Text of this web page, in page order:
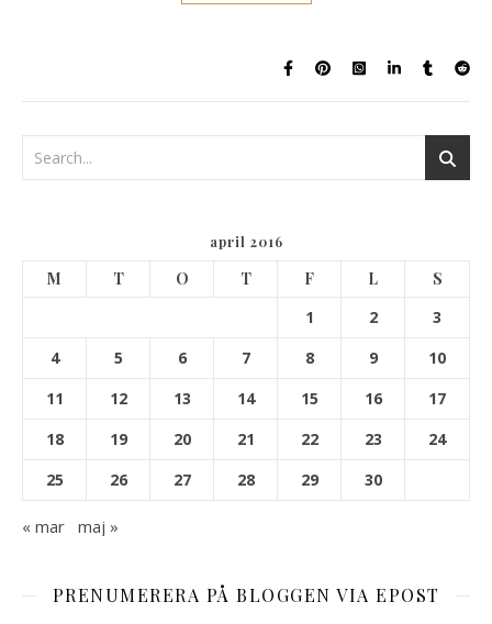
april 2016
M T O T F L
S
1
2
3
4
5 6 7 8 9
10
11
12 13 14 15 16
17
18
19 20 21 22 23
24
25
26 27 28 29 30
« mar maj »
PRENUMERERA PÅ BLOGGEN VIA EPOST